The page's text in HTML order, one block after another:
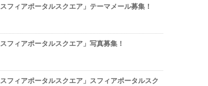
ィアポータルスクエア」テーマメール募集！
ィアポータルスクエア」写真募集！
ィアポータルスクエア」スフィアポータルスク